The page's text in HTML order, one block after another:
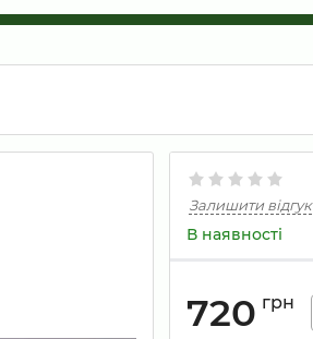
Залишити відгук
В наявності
720 грн